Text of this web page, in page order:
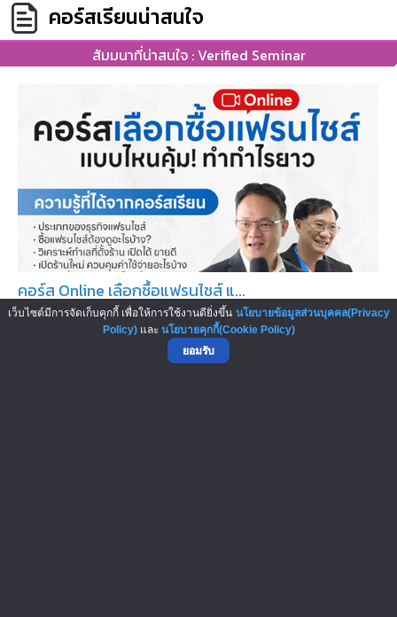
คอร์สเรียนน่าสนใจ
สัมมนาที่น่าสนใจ : Verified Seminar
คอร์ส Online เลือกซื้อแฟรนไชส์ แ...
หลายคนเลือกลงทุนในธุรกิจแฟรนไชส์ เพราะเป็นทางลัดใน
การทำธุรกิจ โดยไม่ต้องเสียเวลา...
เว็บไซต์มีการจัดเก็บคุกกี้ เพื่อให้การใช้งานดียิ่งขึ้น นโยบายข้อมูลส่วนบุคคล(Privacy
Policy)และ นโยบายคุกกี้(Cookie Policy)
ยอมรับ